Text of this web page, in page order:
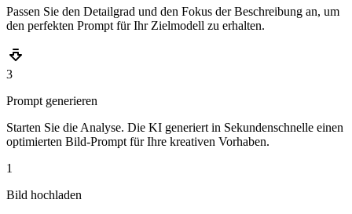
Passen Sie den Detailgrad und den Fokus der Beschreibung an, um
den perfekten Prompt für Ihr Zielmodell zu erhalten.
3
Prompt generieren
Starten Sie die Analyse. Die KI generiert in Sekundenschnelle einen
optimierten Bild-Prompt für Ihre kreativen Vorhaben.
1
Bild hochladen